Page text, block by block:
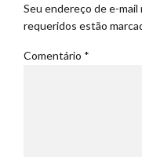
Seu endereço de e-mail
requeridos estão
Comentário *